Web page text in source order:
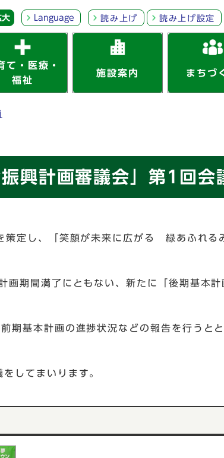
大 Language 読み上げ 読み上げ設定
て・医療・
福祉
施設案内 まちづ
興計画審議会」第1回会
定し、「笑顔が未来に広がる 緑あふれる
期間満了にともない、新たに「後期基本
期基本計画の進捗状況などの報告を行うと
してまいります。